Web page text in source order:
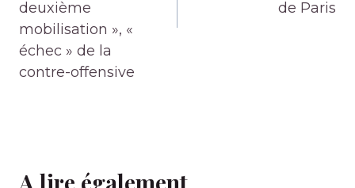
deuxième
mobilisation », «
échec » de la
contre-offensive
de Paris
A lire également